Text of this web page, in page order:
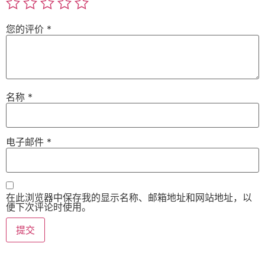
您的评价 *
名称 *
电子邮件 *
在此浏览器中保存我的显示名称、邮箱地址和网站地址，以
便下次评论时使用。